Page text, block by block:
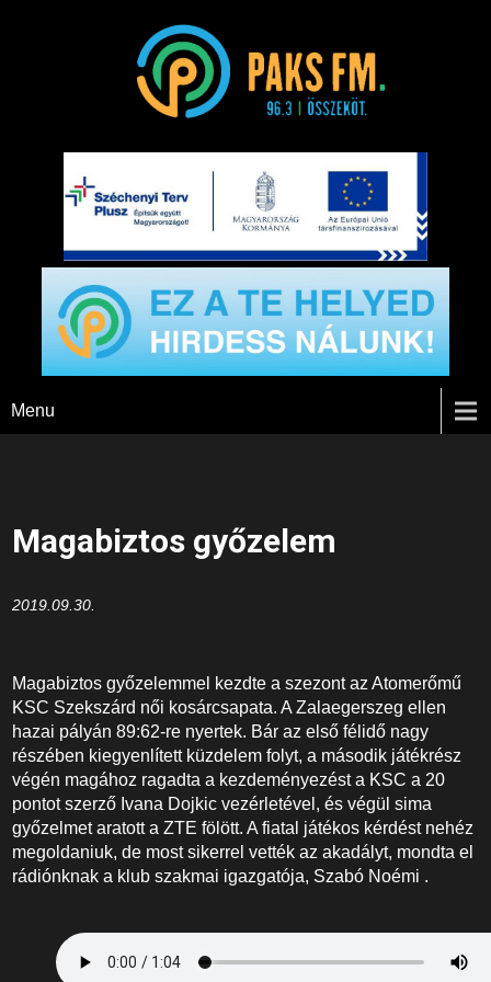
Paks FM
Menu
Magabiztos győzelem
2019.09.30.
Magabiztos győzelemmel kezdte a szezont az Atomerőmű
KSC Szekszárd női kosárcsapata. A Zalaegerszeg ellen
hazai pályán 89:62-re nyertek. Bár az első félidő nagy
részében kiegyenlített küzdelem folyt, a második játékrész
végén magához ragadta a kezdeményezést a KSC a 20
pontot szerző Ivana Dojkic vezérletével, és végül sima
győzelmet aratott a ZTE fölött. A fiatal játékos kérdést nehéz
megoldaniuk, de most sikerrel vették az akadályt, mondta el
rádiónknak a klub szakmai igazgatója, Szabó Noémi .